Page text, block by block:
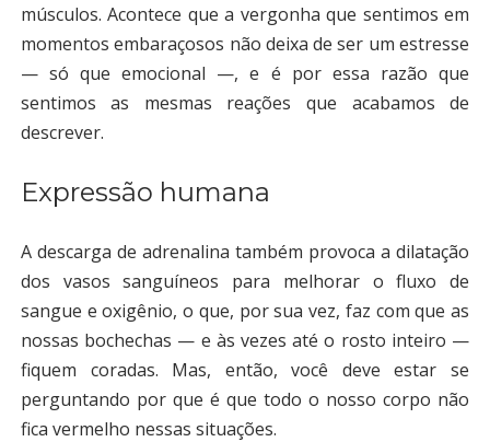
músculos. Acontece que a vergonha que sentimos em
momentos embaraçosos não deixa de ser um estresse
— só que emocional —, e é por essa razão que
sentimos as mesmas reações que acabamos de
descrever.
Expressão humana
A descarga de adrenalina também provoca a dilatação
dos vasos sanguíneos para melhorar o fluxo de
sangue e oxigênio, o que, por sua vez, faz com que as
nossas bochechas — e às vezes até o rosto inteiro —
fiquem coradas. Mas, então, você deve estar se
perguntando por que é que todo o nosso corpo não
fica vermelho nessas situações.